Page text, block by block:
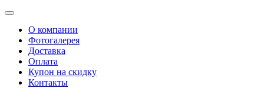
О компании
Фотогалерея
Доставка
Оплата
Купон на скидку
Контакты